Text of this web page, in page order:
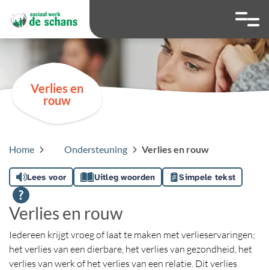
Hoog contrast
Ga naar
Verlies en
rouw
Home Ondersteuning Verlies en rouw
Lees voor Uitleg woorden Simpele tekst
Verlies en rouw
Iedereen krijgt vroeg of laat te maken met verlieservaringen;
het verlies van een dierbare, het verlies van gezondheid, het
verlies van werk of het verlies van een relatie. Dit verlies